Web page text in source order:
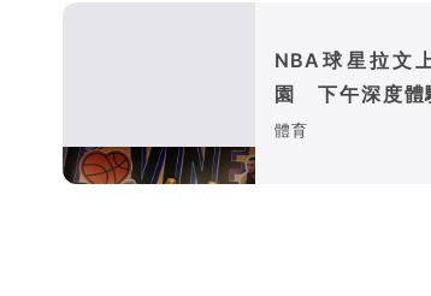
NBA球星拉文
園 下午深度體
魅力
體育